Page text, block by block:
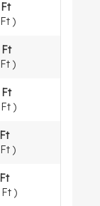
)
)
)
)
Ft )